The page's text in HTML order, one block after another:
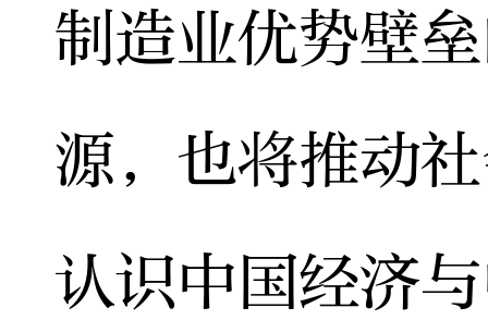
制造业优势壁
源，也将推动
认识中国经济